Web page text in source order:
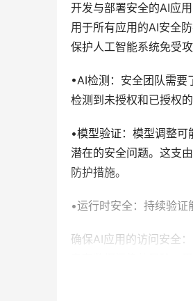
开发与部署安全的AI应
用于所有应用的AI安全
保护人工智能系统免受
•AI检测：安全团队需
检测到未授权和已授权的
•模型验证：模型调整
潜在的安全问题。这支
防护措施。
•运行时安全：持续验证
确保AI应用的访问安全
专有数据污染的风险。
•可视化：全面了解员